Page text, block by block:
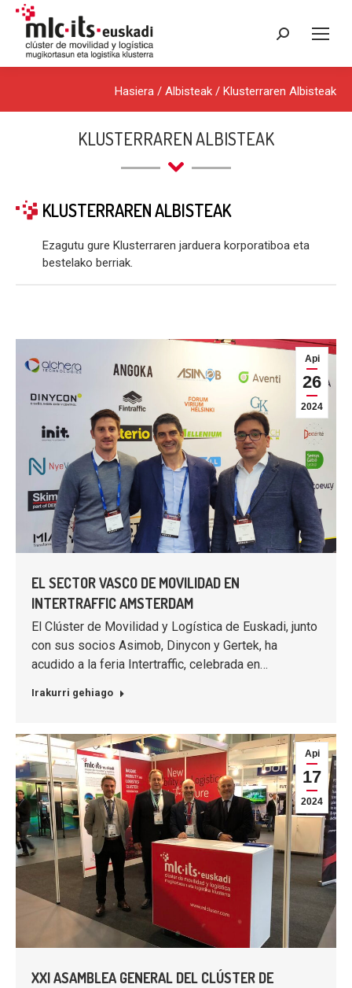
Search:
Hasiera / Albisteak / Klusterraren Albisteak
KLUSTERRAREN ALBISTEAK
KLUSTERRAREN ALBISTEAK
Ezagutu gure Klusterraren jarduera korporatiboa eta
bestelako berriak.
Api
26
2024
EL SECTOR VASCO DE MOVILIDAD EN
INTERTRAFFIC AMSTERDAM
El Clúster de Movilidad y Logística de Euskadi, junto
con sus socios Asimob, Dinycon y Gertek, ha
acudido a la feria Intertraffic, celebrada en…
Irakurri gehiago
Api
17
2024
XXI ASAMBLEA GENERAL DEL CLÚSTER DE